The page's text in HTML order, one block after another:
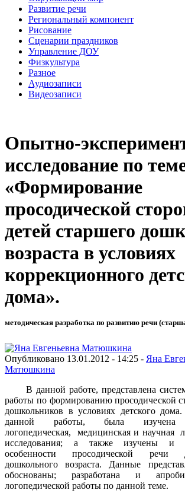
Развитие речи
Региональный компонент
Рисование
Сценарии праздников
Управление ДОУ
Физкультура
Разное
Аудиозаписи
Видеозаписи
Опытно-
исследование по
«Формирование
просодической
детей старшего
возраста в условиях
коррекционного
дома».
методическая разработка по развитию речи
Опубликовано 13.01.2012 - 14:25 - Яна
Матюшкина
В данной работе, представлена
работы по формированию просодической
дошкольников в условиях детского
данной работы, была изучена
логопедическая, медицинская и научная
исследования; а также изучены и
особенности просодической речи
дошкольного возраста. Данные
обоснованы; разработана и
логопедической работы по данной теме.